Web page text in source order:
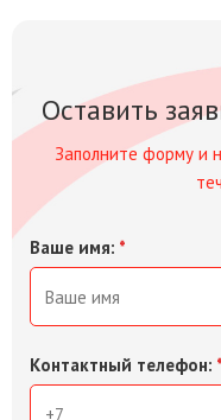
Оставить
Заполните форму и
Ваше имя: *
Контактный телефон: *